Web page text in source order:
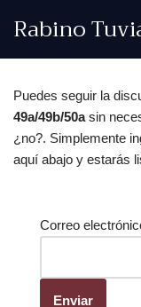
contenido
Rabino
Puedes seguir la
49a/49b/50asin
¿no?. Simplemente
aquí abajo y estarás
Correo